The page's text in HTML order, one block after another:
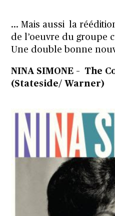
… Mais aussi la
de l’oeuvre du groupe
Une double bonne
NINA SIMONE – The
(Stateside/ Warner)